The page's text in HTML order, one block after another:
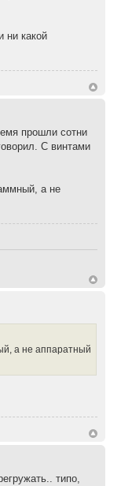
ни какой
прошли сотни
С винтами
а не
а не аппаратный
типо,